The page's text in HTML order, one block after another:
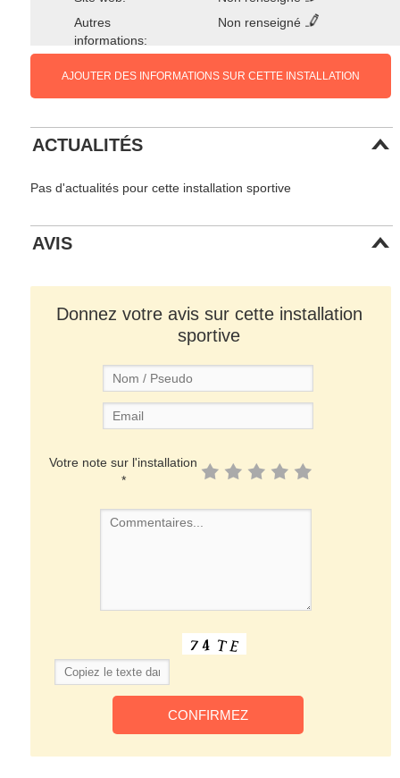
Autres
informations:
Non renseigné
AJOUTER DES INFORMATIONS SUR CETTE INSTALLATION
ACTUALITÉS
Pas d'actualités pour cette installation sportive
AVIS
Donnez votre avis sur cette installation
sportive
Votre note sur l'installation
*